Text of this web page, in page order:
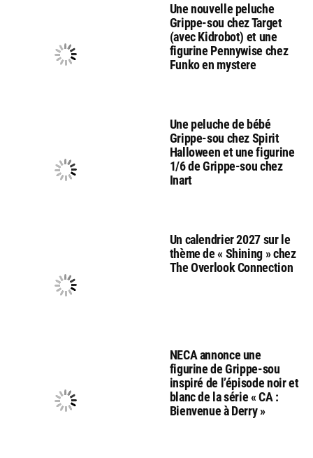
Une nouvelle peluche
Grippe-sou chez Target
(avec Kidrobot) et une
figurine Pennywise chez
Funko en mystere
Une peluche de bébé
Grippe-sou chez Spirit
Halloween et une figurine
1/6 de Grippe-sou chez
Inart
Un calendrier 2027 sur le
thème de « Shining » chez
The Overlook Connection
NECA annonce une
figurine de Grippe-sou
inspiré de l’épisode noir et
blanc de la série « CA :
Bienvenue à Derry »